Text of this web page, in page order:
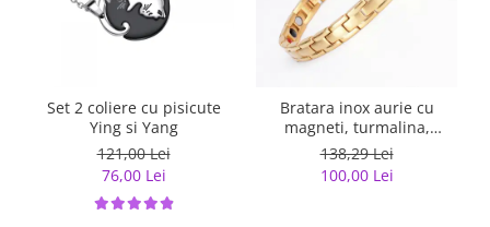
Set 2 coliere cu pisicute
Ying si Yang
121,00 Lei
76,00 Lei
Bratara inox aurie cu
magneti, turmalina,
germaniu si anioni
138,29 Lei
100,00 Lei